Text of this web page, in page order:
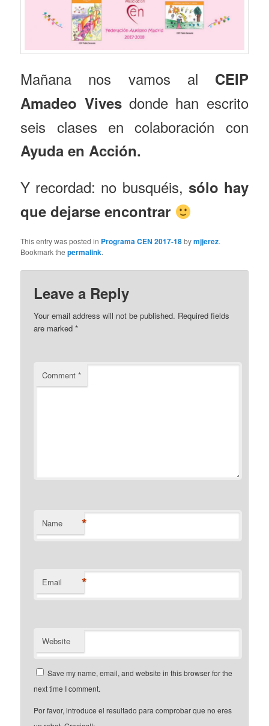
Mañana nos vamos al CEIP
Amadeo Vivesdonde han escrito
seis clases en colaboración con
Ayuda en Acción.
Y recordad: no busquéis, sólo hay
que dejarse encontrar
This entry was posted in Programa CEN 2017-18bymjjerez.
Bookmark thepermalink.
Leave a Reply
Your email address will not be published. Required fields
are marked*
Comment*
Name *
Email *
Website
Save my name, email, and website in this browser for the
next time I comment.
Por favor, introduce el resultado para comprobar que no eres